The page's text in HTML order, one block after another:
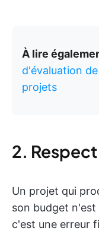
À lire
d'évaluation
projets
2.
Un projet qui
son budget n'est
c'est une erreur